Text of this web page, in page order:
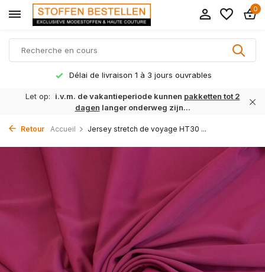
0
Délai de livraison 1 à 3 jours ouvrables
Let op: i.v.m. de vakantieperiode kunnen pakketten tot 2
dagen langer onderweg zijn...
Retour Accueil Jersey stretch de voyage HT30 ...